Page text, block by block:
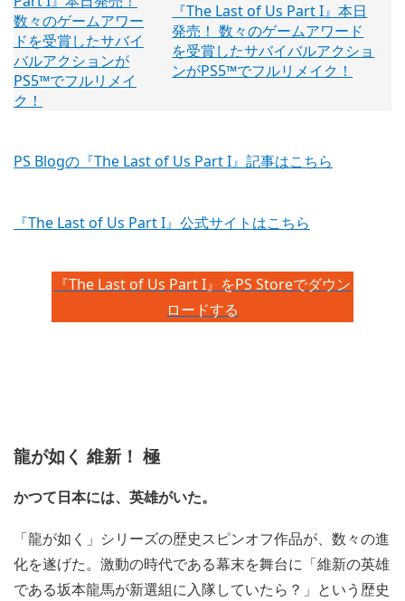
『The Last of Us Part I』本日
発売！ 数々のゲームアワード
を受賞したサバイバルアクショ
ンがPS5™でフルリメイク！
PS Blogの『The Last of Us Part I』記事はこちら
『The Last of Us Part I』公式サイトはこちら
『The Last of Us Part I』をPS Storeでダウン
ロードする
龍が如く 維新！ 極
かつて日本には、英雄がいた。
「龍が如く」シリーズの歴史スピンオフ作品が、数々の進
化を遂げた。激動の時代である幕末を舞台に「維新の英雄
である坂本龍馬が新選組に入隊していたら？」という歴史